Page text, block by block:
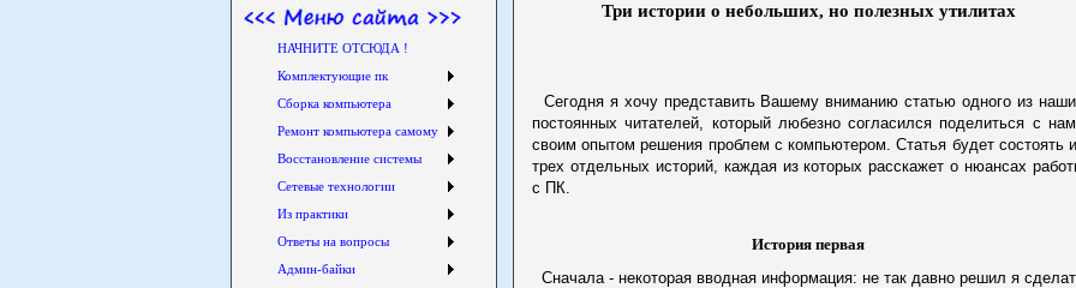
НАЧНИТЕ ОТСЮДА !
Комплектующие пк
Сборка компьютера
Ремонт компьютера самому
Восстановление системы
Сетевые технологии
Из практики
Ответы на вопросы
Админ-байки
Три истории о небольших, но полезных утилитах
Сегодня я хочу представить Вашему вниманию статью одного из
постоянных читателей, который любезно согласился поделиться с
своим опытом решения проблем с компьютером. Статья будет состоять
трех отдельных историй, каждая из которых расскажет о нюансах
с ПК.
История первая
Сначала - некоторая вводная информация: не так давно решил я